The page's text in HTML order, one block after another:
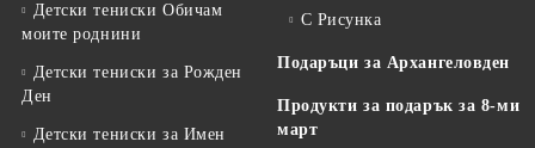
Детски тениски Обичам
моите роднини
Детски тениски за Рожден
Ден
Детски тениски за Имен
С Рисунка
Подаръци за Архангеловден
Продукти за подарък за 8-ми
март